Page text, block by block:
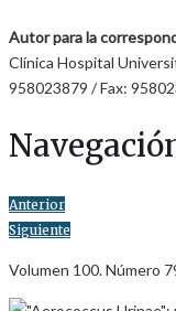
Autor para la
Clínica Hospital
958023879 / Fax:
Anterior
Siguiente
Volumen 100. Número